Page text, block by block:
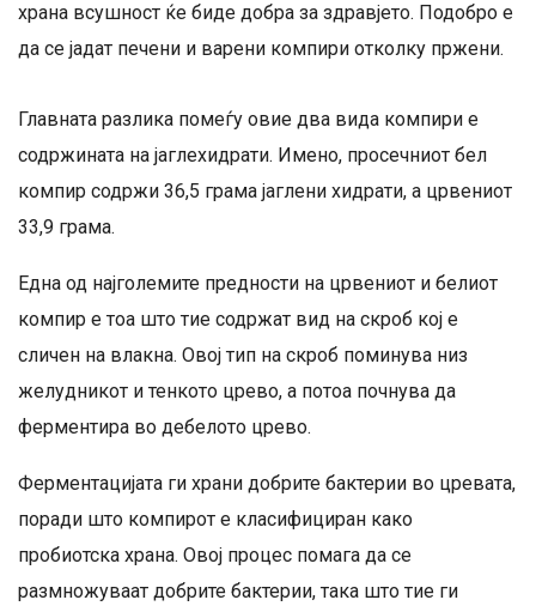
храна всушност ќе биде добра за здравјето. Подобро е
да се јадат печени и варени компири отколку пржени.
Главната разлика помеѓу овие два вида компири е
содржината на јаглехидрати. Имено, просечниот бел
компир содржи 36,5 грама јаглени хидрати, а црвениот
33,9 грама.
Една од најголемите предности на црвениот и белиот
компир е тоа што тие содржат вид на скроб кој е
сличен на влакна. Овој тип на скроб поминува низ
желудникот и тенкото црево, а потоа почнува да
ферментира во дебелото црево.
Ферментацијата ги храни добрите бактерии во цревата,
поради што компирот е класифициран како
пробиотска храна. Овој процес помага да се
размножуваат добрите бактерии, така што тие ги